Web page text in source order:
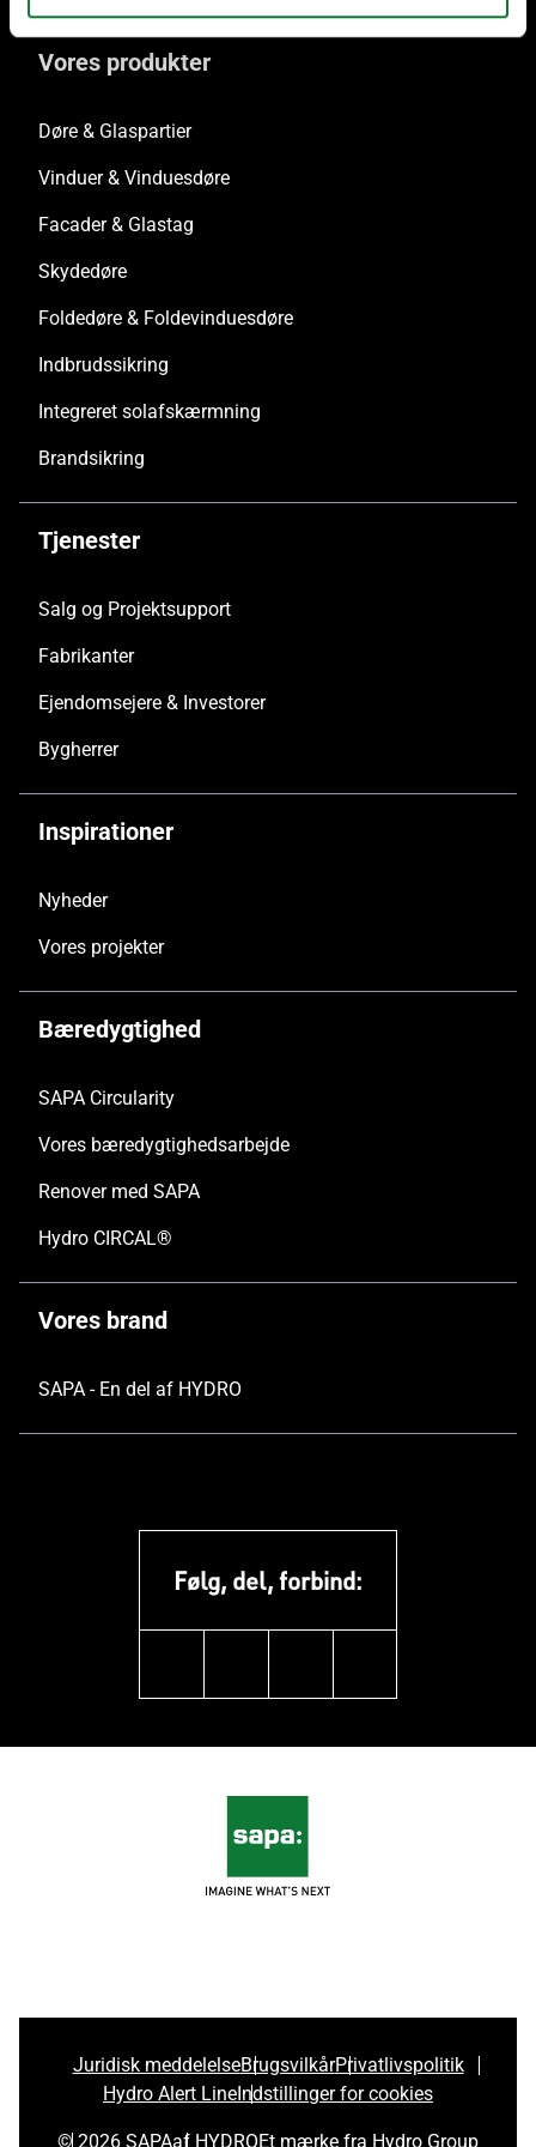
Vores produkter
Døre & Glaspartier
Vinduer & Vinduesdøre
Facader & Glastag
Skydedøre
Foldedøre & Foldevinduesdøre
Indbrudssikring
Integreret solafskærmning
Brandsikring
Tjenester
Salg og Projektsupport
Fabrikanter
Ejendomsejere & Investorer
Bygherrer
Inspirationer
Nyheder
Vores projekter
Bæredygtighed
SAPA Circularity
Vores bæredygtighedsarbejde
Renover med SAPA
Hydro CIRCAL®
Vores brand
SAPA - En del af HYDRO
Følg, del, forbind:
Juridisk meddelelseBrugsvilkårPrivatlivspolitik
Hydro Alert LineIndstillinger for cookies
© 2026 SAPAaf HYDROEt mærke fra Hydro Group